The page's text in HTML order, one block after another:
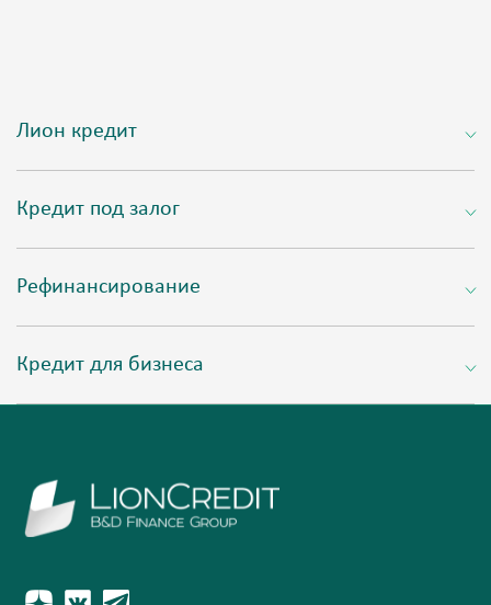
Лион кредит
Кредит под залог
Рефинансирование
Кредит для бизнеса